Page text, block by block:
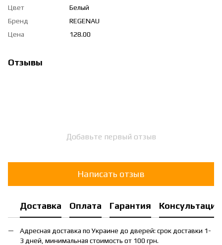
Цвет
Белый
Бренд
REGENAU
Цена
128.00
Отзывы
Добавьте первый отзыв
Написать отзыв
Доставка Оплата Гарантия Консультация
Адресная доставка по Украине до дверей: срок доставки 1-
3 дней, минимальная стоимость от 100 грн.